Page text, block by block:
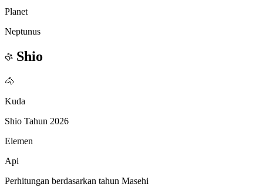
Planet
Neptunus
Shio
🐴
Kuda
Shio Tahun 2026
Elemen
Api
Perhitungan berdasarkan tahun Masehi